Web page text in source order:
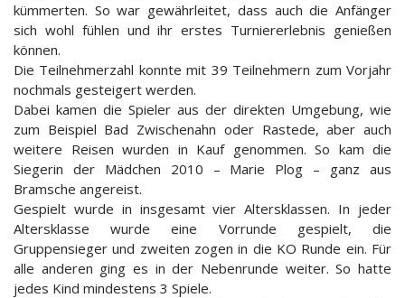
kümmerten. So war gewährleitet, dass auch die Anfänger
sich wohl fühlen und ihr erstes Turniererlebnis genießen
können.
Die Teilnehmerzahl konnte mit 39 Teilnehmern zum Vorjahr
nochmals gesteigert werden.
Dabei kamen die Spieler aus der direkten Umgebung, wie
zum Beispiel Bad Zwischenahn oder Rastede, aber auch
weitere Reisen wurden in Kauf genommen. So kam die
Siegerin der Mädchen 2010 – Marie Plog – ganz aus
Bramsche angereist.
Gespielt wurde in insgesamt vier Altersklassen. In jeder
Altersklasse wurde eine Vorrunde gespielt, die
Gruppensieger und zweiten zogen in die KO Runde ein. Für
alle anderen ging es in der Nebenrunde weiter. So hatte
jedes Kind mindestens 3 Spiele.